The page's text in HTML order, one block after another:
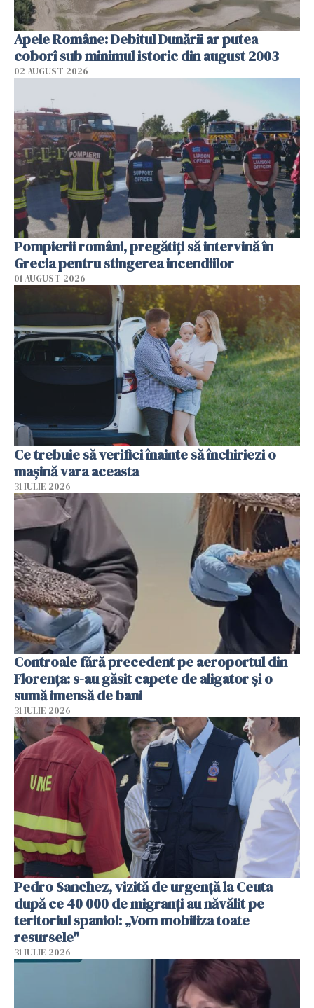
Apele Române: Debitul Dunării ar putea
coborî sub minimul istoric din august 2003
02 AUGUST 2026
Pompierii români, pregătiţi să intervină în
Grecia pentru stingerea incendiilor
01 AUGUST 2026
Ce trebuie să verifici înainte să închiriezi o
mașină vara aceasta
31 IULIE 2026
Controale fără precedent pe aeroportul din
Florența: s-au găsit capete de aligator și o
sumă imensă de bani
31 IULIE 2026
Pedro Sanchez, vizită de urgență la Ceuta
după ce 40 000 de migranți au năvălit pe
teritoriul spaniol: „Vom mobiliza toate
resursele"
31 IULIE 2026